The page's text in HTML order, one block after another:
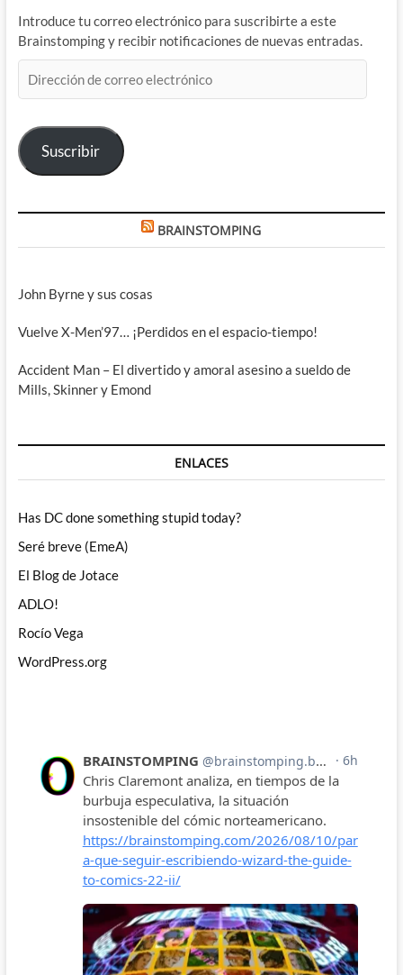
Introduce tu correo electrónico para suscribirte a este
Brainstomping y recibir notificaciones de nuevas entradas.
de
electrónico
Suscribir
BRAINSTOMPING
John Byrne y sus cosas
Vuelve X-Men’97… ¡Perdidos en el espacio-tiempo!
Accident Man – El divertido y amoral asesino a sueldo de
Mills, Skinner y Emond
ENLACES
Has DC done something stupid today?
Seré breve (EmeA)
El Blog de Jotace
ADLO!
Rocío Vega
WordPress.org